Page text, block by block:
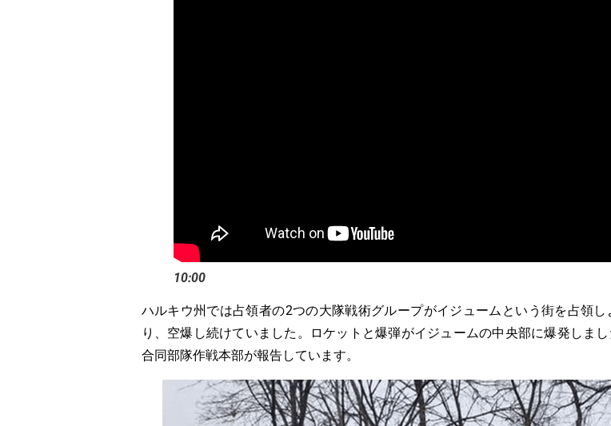
10:00
ハルキウ州では占領者の2つの大隊戦術グループがイジュームという街を占領
り、空爆し続けていました。ロケットと爆弾がイジュームの中央部に爆発しま
合同部隊作戦本部が報告しています。